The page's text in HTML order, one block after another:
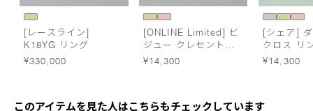
[レースライン]
K18YG リング
¥330,000
[ONLINE Limited] ビ
ジュー クレセントム
ーン リング
¥14,300
[シェア]
クロス リ
¥14,300
このアイテムを見た人はこちらもチェックしています